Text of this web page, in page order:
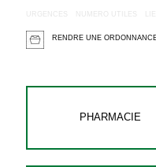
URGENCES NUMERO UTILES
RENDRE UNE
PHARMACIE